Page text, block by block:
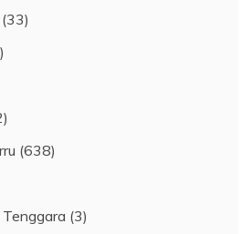
(33)
(638)
(3)